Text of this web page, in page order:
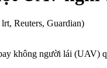
Reuters, Guardian)
không người lái (UAV)